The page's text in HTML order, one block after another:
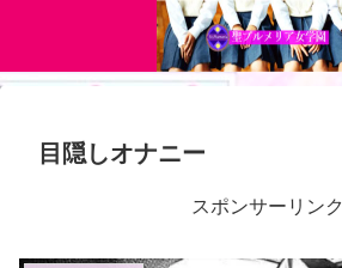
目隠しオナニー
スポンサーリンク